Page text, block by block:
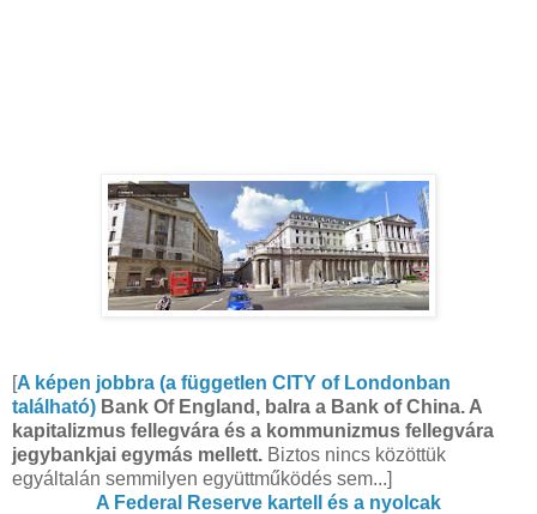
[A képen jobbra (a független CITY of Londonban
található) Bank Of England, balra a Bank of China. A
kapitalizmus fellegvára és a kommunizmus fellegvára
jegybankjai egymás mellett. Biztos nincs közöttük
egyáltalán semmilyen együttműködés sem...]
A Federal Reserve kartell és a nyolcak